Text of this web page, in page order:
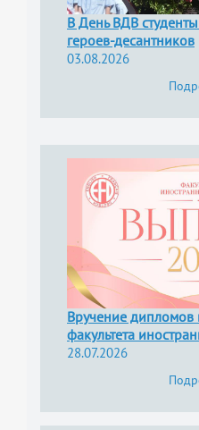
В День ВДВ
героев-десантников
03.08.2026
Вручение дипломов
факультета
28.07.2026